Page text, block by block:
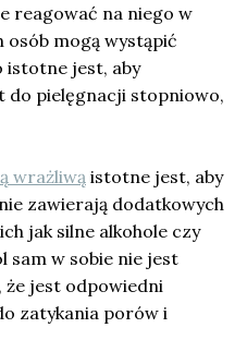
reagować na niego w
mogą wystąpić
istotne jest, aby
pielęgnacji stopniowo,
wrażliwą istotne jest, aby
zawierają dodatkowych
jak silne alkohole czy
sam w sobie nie jest
że jest odpowiedni
zatykania porów i